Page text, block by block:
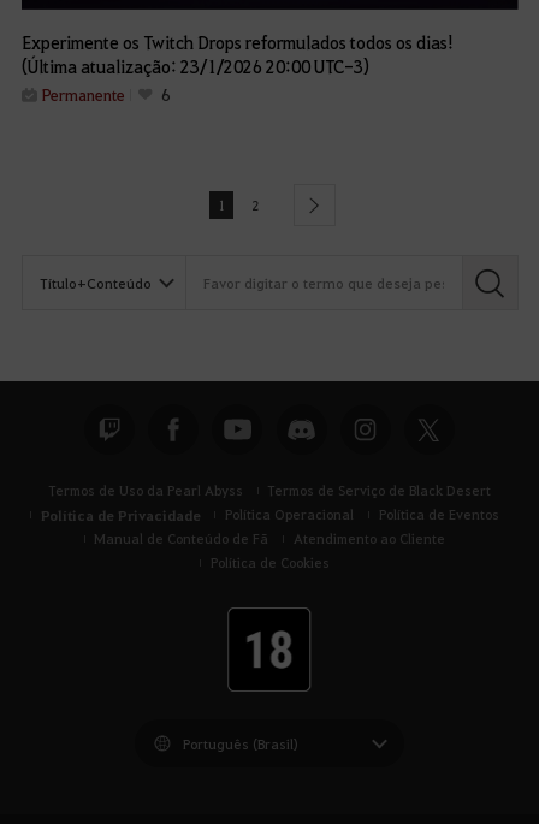
Experimente os Twitch Drops reformulados todos os dias!
(Última atualização: 23/1/2026 20:00 UTC-3)
Permanente 6
1 2 next
Termos de Uso da Pearl Abyss Termos de Serviço de Black Desert
Política de Privacidade Política Operacional
Política de Eventos
Manual de Conteúdo de Fã
Atendimento ao Cliente
Política de Cookies